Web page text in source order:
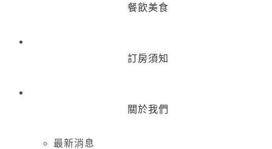
餐飲美食
訂房須知
關於我們
最新消息